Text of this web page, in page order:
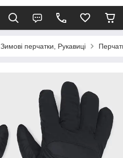
Зимові перчатки, Рукавиці